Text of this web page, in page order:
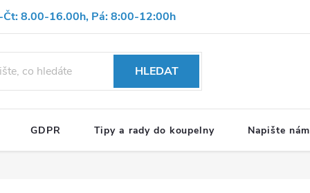
Čt: 8.00-16.00h, Pá: 8:00-12:00h
Reklamační formulář OBCHODNÍ PODMÍNKY
HLEDAT
GDPR Tipy a rady do koupelny Napište nám